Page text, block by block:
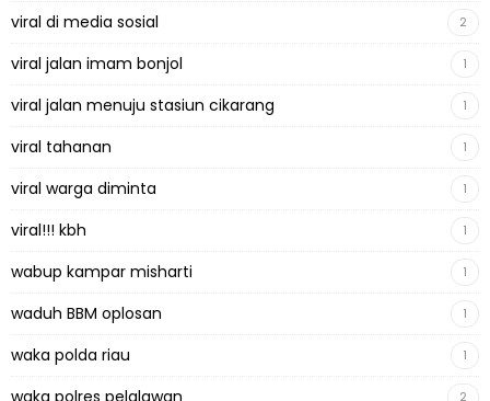
viral di media sosial 2
viral jalan imam bonjol 1
viral jalan menuju stasiun cikarang 1
viral tahanan 1
viral warga diminta 1
viral!!! kbh 1
wabup kampar misharti 1
waduh BBM oplosan 1
waka polda riau 1
2